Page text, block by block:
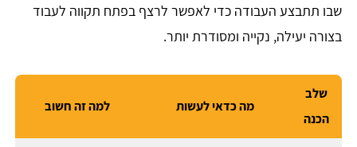
שבו תתבצע העבודה כדי לאפשר לרצף בפתח תקווה לעבוד
בצורה יעילה, נקייה ומסודרת יותר.
שלב
הכנה
מה כדאי לעשות למה זה חשוב